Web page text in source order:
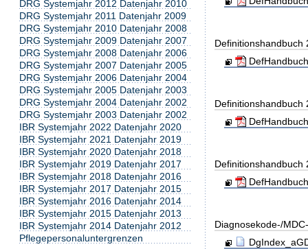
Definitionshandbuch
Definitionshandbuch
Definitionshandbuch
Diagnosekode-/
DRG Systemjahr 2012 Datenjahr 2010
DRG Systemjahr 2011 Datenjahr 2009
DRG Systemjahr 2010 Datenjahr 2008
DRG Systemjahr 2009 Datenjahr 2007
DRG Systemjahr 2008 Datenjahr 2006
DRG Systemjahr 2007 Datenjahr 2005
DRG Systemjahr 2006 Datenjahr 2004
DRG Systemjahr 2005 Datenjahr 2003
DRG Systemjahr 2004 Datenjahr 2002
DRG Systemjahr 2003 Datenjahr 2002
IBR Systemjahr 2022 Datenjahr 2020
IBR Systemjahr 2021 Datenjahr 2019
IBR Systemjahr 2020 Datenjahr 2018
IBR Systemjahr 2019 Datenjahr 2017
IBR Systemjahr 2018 Datenjahr 2016
IBR Systemjahr 2017 Datenjahr 2015
IBR Systemjahr 2016 Datenjahr 2014
IBR Systemjahr 2015 Datenjahr 2013
IBR Systemjahr 2014 Datenjahr 2012
Pflegepersonaluntergrenzen